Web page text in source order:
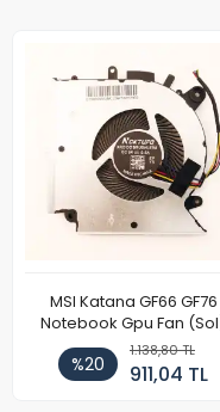
MSI Katana GF66 GF76
Notebook Gpu Fan
%20
1.138,80 TL
911,04 TL